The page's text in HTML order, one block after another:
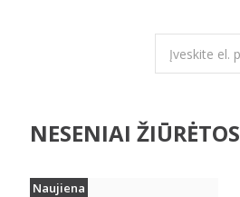
NESENIAI ŽIŪRĖTOS
Naujiena